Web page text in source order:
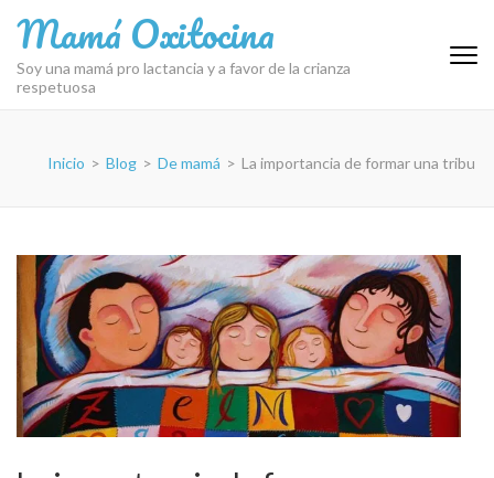
contenido
(presiona
Intro)
Mamá Oxitocina
Soy una mamá pro lactancia y a favor de la crianza
respetuosa
Inicio > Blog > De mamá > La importancia de formar una tribu